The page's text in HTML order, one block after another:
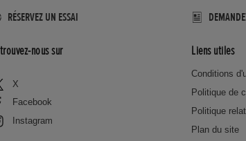
RÉSERVEZ UN ESSAI
nous sur
X
Facebook
Instagram
Liens utiles
Conditions
Politique de
Politique
Plan du site